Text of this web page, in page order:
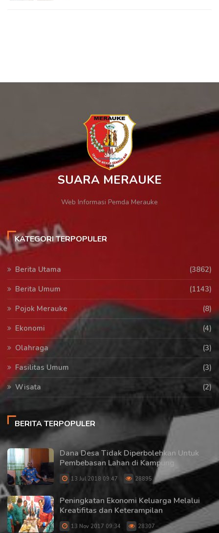
SUARA MERAUKE
Web Informasi Pemda Merauke
KATEGORI TERPOPULER
Berita Utama
(3862)
Berita Umum
(1143)
Pojok Merauke
(8)
Ekonomi
(4)
Olahraga
(3)
Fasilitas Umum
(3)
Wisata
(2)
BERITA TERPOPULER
Dana Desa Tidak Diperbolehkan Untuk
Pembebasan Lahan di Kampung
13 Jul 2018 09:47 28895
Peningkatan Ekonomi Keluarga Melalui
Kreatifitas dan Keterampilan
13 Nov 2017 09:34 28307